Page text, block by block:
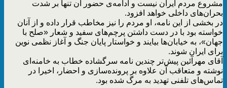
مشروع مردم ایران نیست و ادامه‌ی حضور آن تنها بر شدت
بحران‌های داخلی خواهد افزود.
در بخشی از این نامه، او مردم را نیز مخاطب قرار داده و از آنان
خواسته بود با در دست داشتن پرچم‌های سفید و شعار «صلح با
جهان»، به خیابان‌ها بیایند و خواستار پایان جنگ و آغاز نظمی نوین
برای ایران شوند.
آقای مهرآئین پیش‌تر چندین نامه سرگشاده خطاب به خامنه‌ای
نوشته و متعاقب آن علاوه بر پرونده‌سازی و احضار، اخیرا در
تماس‌های تلفنی تهدید به مرگ شده بود.